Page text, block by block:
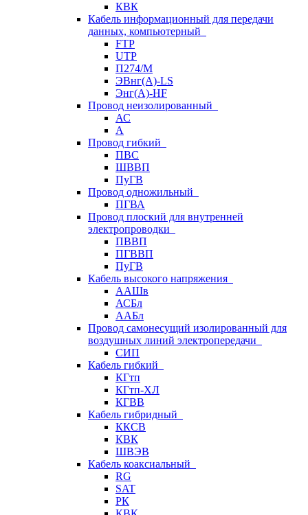
КВК
Кабель информационный для передачи
данных, компьютерный
FTP
UTP
П274/М
ЭВнг(А)-LS
Энг(А)-HF
Провод неизолированный
АС
А
Провод гибкий
ПВС
ШВВП
ПуГВ
Провод одножильный
ПГВА
Провод плоский для внутренней
электропроводки
ПВВП
ПГВВП
ПуГВ
Кабель высокого напряжения
ААШв
АСБл
ААБл
Провод самонесущий изолированный для
воздушных линий электропередачи
СИП
Кабель гибкий
КГтп
КГтп-ХЛ
КГВВ
Кабель гибридный
ККСВ
КВК
ШВЭВ
Кабель коаксиальный
RG
SAT
РК